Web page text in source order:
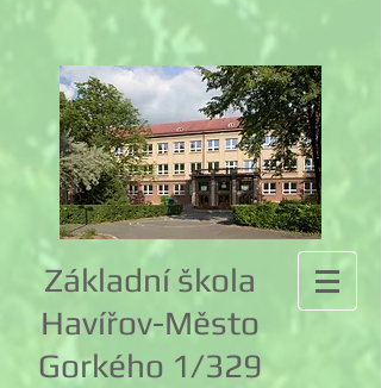
Základní škola
Havířov-Město
Gorkého 1/329